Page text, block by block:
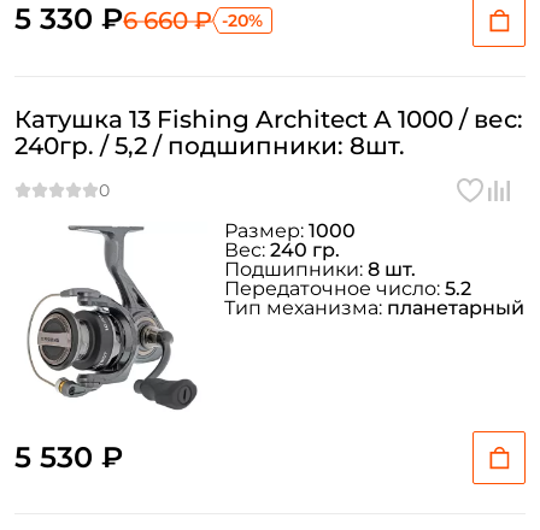
5 330 ₽6 660 ₽ -20%
Катушка 13 Fishing Architect A 1000 / вес:
240гр. / 5,2 / подшипники: 8шт.
5 530 ₽
Размер: 1000
Вес: 240 гр.
Подшипники: 8 шт.
Передаточное число: 5.2
Тип механизма: планетарный